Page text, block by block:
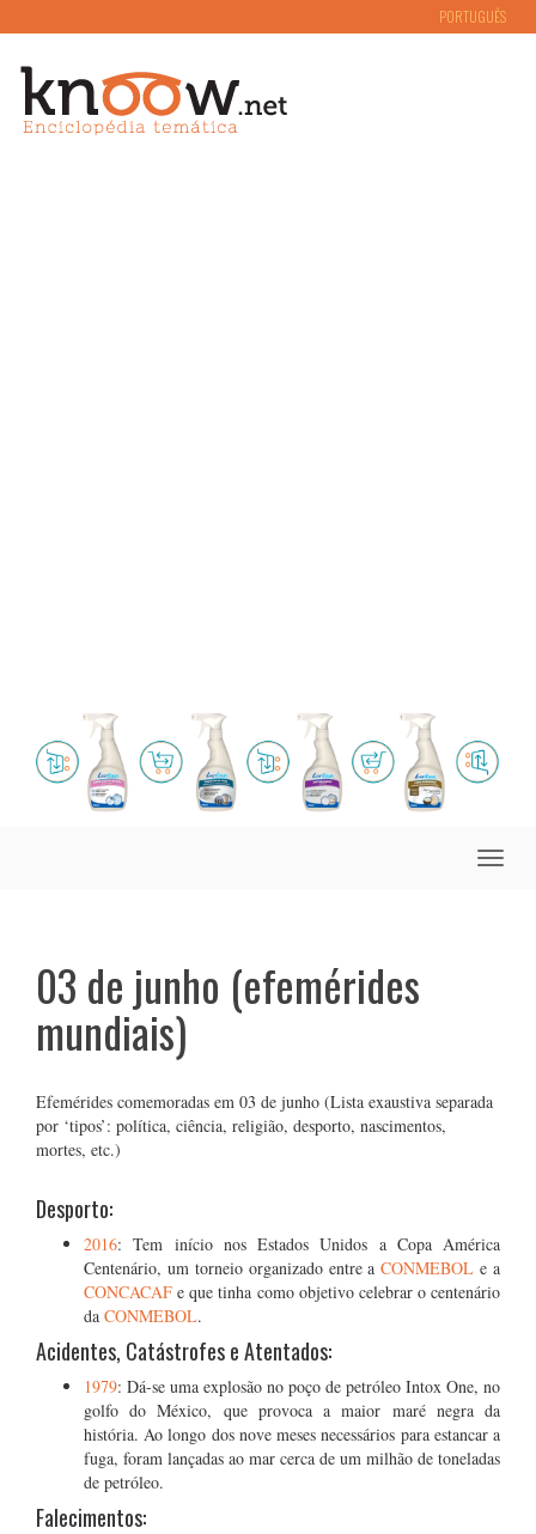
PORTUGUÊS
Toggle
03 de junho (efemérides
mundiais)
Efemérides comemoradas em 03 de junho (Lista exaustiva separada
por ‘tipos’: política, ciência, religião, desporto, nascimentos,
mortes, etc.)
Desporto:
2016: Tem início nos Estados Unidos a Copa América
Centenário, um torneio organizado entre aCONMEBOL e a
CONCACAF e que tinha como objetivo celebrar o centenário
da CONMEBOL.
Acidentes, Catástrofes e Atentados:
1979: Dá-se uma explosão no poço de petróleo Intox One, no
golfo do México, que provoca a maior maré negra da
história. Ao longo dos nove meses necessários para estancar a
fuga, foram lançadas ao mar cerca de um milhão de toneladas
de petróleo.
Falecimentos: